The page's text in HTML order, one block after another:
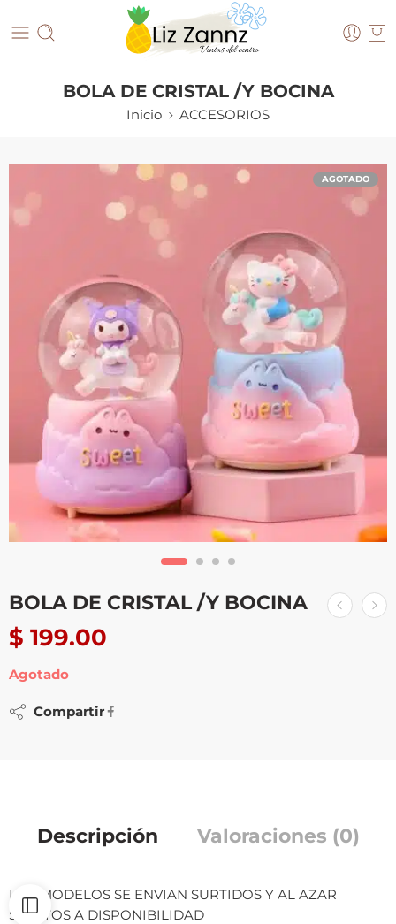
BOLA DE CRISTAL /Y BOCINA
Inicio ACCESORIOS
AGOTADO
BOLA DE CRISTAL /Y BOCINA
$ 199.00
Agotado
Compartir
Descripción Valoraciones (0)
LOS MODELOS SE ENVIAN SURTIDOS Y AL AZAR
SUJETOS A DISPONIBILIDAD